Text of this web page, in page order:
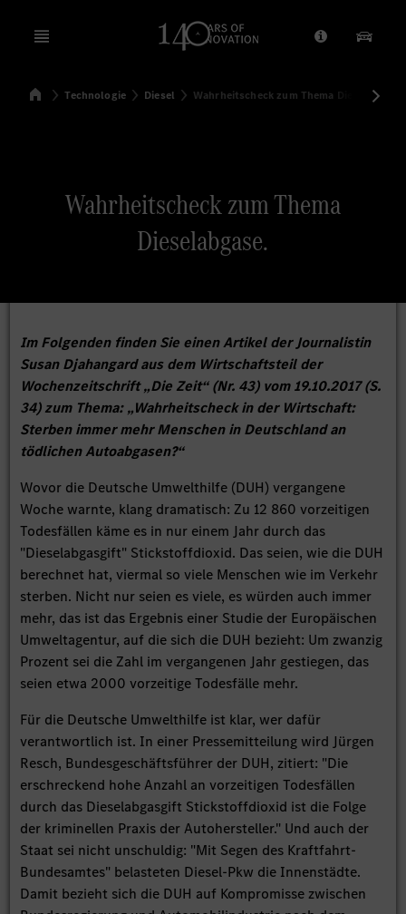
Open menu Anbieter/
SuchenStartseite
Technologie Diesel Wahrheitscheck zum Thema Dieselabgase.
Wahrheitscheck zum Thema
Dieselabgase.
Im Folgenden finden Sie einen Artikel der Journalistin
Susan Djahangard aus dem Wirtschaftsteil der
Wochenzeitschrift „Die Zeit“ (Nr. 43) vom 19.10.2017 (S.
34) zum Thema: „Wahrheitscheck in der Wirtschaft:
Sterben immer mehr Menschen in Deutschland an
tödlichen Autoabgasen?“
Wovor die Deutsche Umwelthilfe (DUH) vergangene
Woche warnte, klang dramatisch: Zu 12 860 vorzeitigen
Todesfällen käme es in nur einem Jahr durch das
"Dieselabgasgift" Stickstoffdioxid. Das seien, wie die DUH
berechnet hat, viermal so viele Menschen wie im Verkehr
sterben. Nicht nur seien es viele, es würden auch immer
mehr, das ist das Ergebnis einer Studie der Europäischen
Umweltagentur, auf die sich die DUH bezieht: Um zwanzig
Prozent sei die Zahl im vergangenen Jahr gestiegen, das
seien etwa 2000 vorzeitige Todesfälle mehr.
Für die Deutsche Umwelthilfe ist klar, wer dafür
verantwortlich ist. In einer Pressemitteilung wird Jürgen
Resch, Bundesgeschäftsführer der DUH, zitiert: "Die
erschreckend hohe Anzahl an vorzeitigen Todesfällen
durch das Dieselabgasgift Stickstoffdioxid ist die Folge
der kriminellen Praxis der Autohersteller." Und auch der
Staat sei nicht unschuldig: "Mit Segen des Kraftfahrt-
Bundesamtes" belasteten Diesel-Pkw die Innenstädte.
Damit bezieht sich die DUH auf Kompromisse zwischen